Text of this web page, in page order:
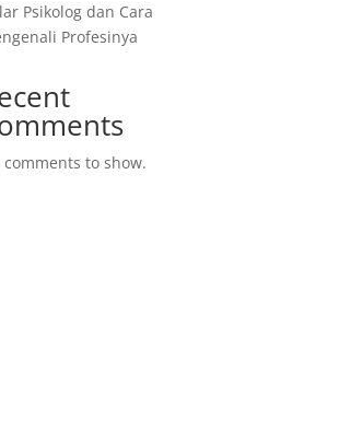
Psikolog dan Cara
Profesinya
comments to show.